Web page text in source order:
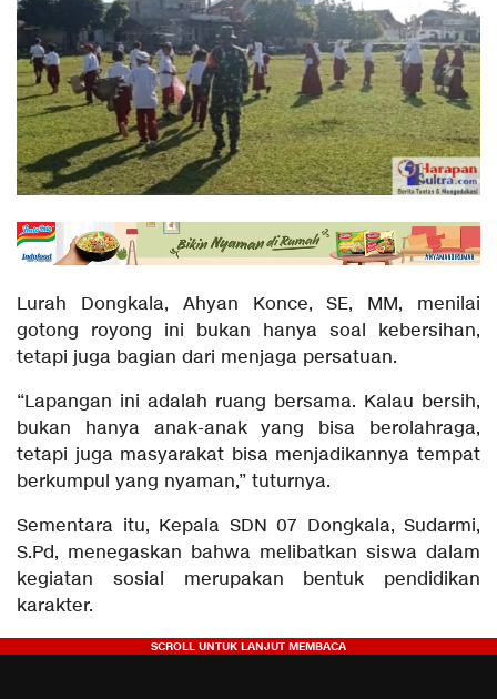
Lurah Dongkala, Ahyan Konce, SE, MM, menilai
gotong royong ini bukan hanya soal kebersihan,
tetapi juga bagian dari menjaga persatuan.
“Lapangan ini adalah ruang bersama. Kalau bersih,
bukan hanya anak-anak yang bisa berolahraga,
tetapi juga masyarakat bisa menjadikannya tempat
berkumpul yang nyaman,” tuturnya.
Sementara itu, Kepala SDN 07 Dongkala, Sudarmi,
S.Pd, menegaskan bahwa melibatkan siswa dalam
kegiatan sosial merupakan bentuk pendidikan
karakter.